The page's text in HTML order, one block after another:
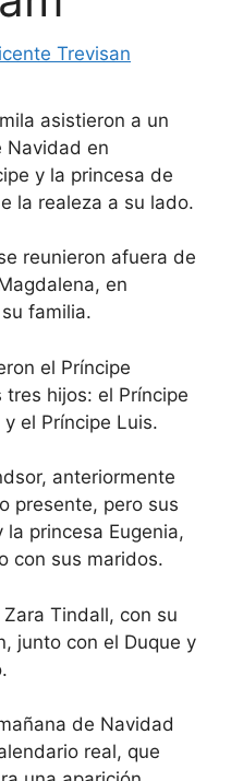
Trevisan
asistieron a un
Navidad en
y la princesa de
la realeza a su lado.
reunieron afuera de
en
familia.
el Príncipe
tres hijos: el Príncipe
el Príncipe Luis.
anteriormente
presente, pero sus
princesa Eugenia,
con sus maridos.
Tindall, con su
junto con el Duque y
de Navidad
real, que